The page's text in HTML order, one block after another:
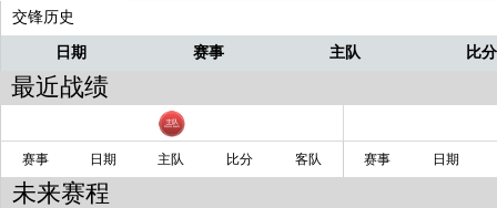
交锋历史
日期 赛事 主队 比分
最近战绩
赛事 日期 主队 比分 客队 赛事 日期
未来赛程